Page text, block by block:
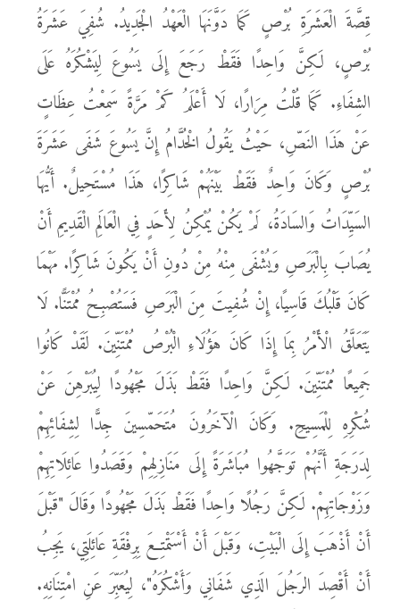
قِصَّةَ الْعَشَرَةِ بُرْصٍ كَمَا دَوَّنَهَا الْعَهْدُ الْجَدِيدُ. شُفِيَ عَشَرَةُ
بُرْصٍ، لَكِنَّ وَاحِدًا فَقَطْ رَجَعَ إِلَى يَسُوعَ لِيَشْكُرَهُ عَلَى
الشِفَاءِ. كَمَا قُلْتُ مِرَارًا، لَا أَعْلَمُ كَمْ مَرَّةً سَمِعْتُ عِظَاتٍ
عَنْ هَذَا النَصِّ، حَيْثُ يَقُولُ الْخُدَّامُ إِنَّ يَسُوعَ شَفَى عَشَرَةَ
بُرْصٍ وَكَانَ وَاحِدٌ فَقَطْ بَيْنَهُمْ شَاكِرًا، هَذَا مُسْتَحِيلٌ. أَيُّهَا
السَيِّدَاتُ وَالسَادَةُ، لَمْ يَكُنْ يُمْكِنُ لِأَحَدٍ فِي الْعَالَمِ الْقَدِيمِ أَنْ
يُصَابَ بِالْبَرَصِ وَيُشْفَى مِنْهُ مِنْ دُونِ أَنْ يَكُونَ شَاكِرًا. مَهْمَا
كَانَ قَلْبُكَ قَاسِيًا، إِنْ شُفِيتَ مِنَ الْبَرَصِ فَسَتُصْبِحُ مُمْتَنًّا. لَا
يَتَعَلَّقُ الْأَمْرُ بِمَا إِذَا كَانَ هَؤُلَاءِ الْبُرْصُ مُمْتَنِّينَ. لَقَدْ كَانُوا
جَمِيعًا مُمْتَنِّينَ. لَكِنَّ وَاحِدًا فَقَطْ بَذَلَ مَجْهُودًا لِيُبَرْهِنَ عَنْ
شُكْرِهِ لِلْمَسِيحِ. وَكَانَ الْآخَرُونَ مُتَحَمّسِينَ جِدًّا لِشِفَائِهِمْ
لِدَرَجَةِ أَنَّهُمْ تَوَجَّهُوا مُبَاشَرَةً إِلَى مَنَازِلِهِمْ وَقَصَدُوا عَائِلَاتِهِمْ
وَزَوْجَاتِهِمْ. لَكِنَّ رَجُلًا وَاحِدًا فَقَطْ بَذَلَ مَجْهُودًا وَقَالَ "قَبْلَ
أَنْ أَذْهَبَ إِلَى الْبَيْتِ، وَقَبْلَ أَنْ أَسْتَمْتِعَ بِرِفْقَةِ عَائِلَتِي، يَجِبُ
أَنْ أَقْصِدَ الرَجُلَ الَذِي شَفَانِي وَأَشْكُرَهُ"، لِيُعَبِّرَ عَنِ امْتِنَانِهِ.